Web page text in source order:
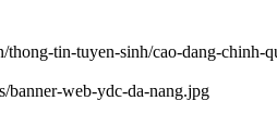
thong-tin-tuyen-sinh/cao-dang-
banner-web-ydc-da-nang.jpg